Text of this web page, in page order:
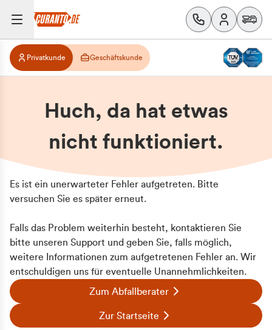
Privatkunde Geschäftskunde
Huch, da hat etwas
nicht funktioniert.
Es ist ein unerwarteter Fehler aufgetreten. Bitte
versuchen Sie es später erneut.
Falls das Problem weiterhin besteht, kontaktieren Sie
bitte unseren Support und geben Sie, falls möglich,
weitere Informationen zum aufgetretenen Fehler an. Wir
entschuldigen uns für eventuelle Unannehmlichkeiten.
Zum Abfallberater
Zur Startseite